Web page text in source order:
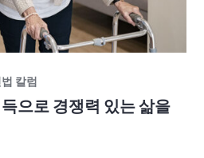
칼럼
으로 경쟁력 있는 삶을